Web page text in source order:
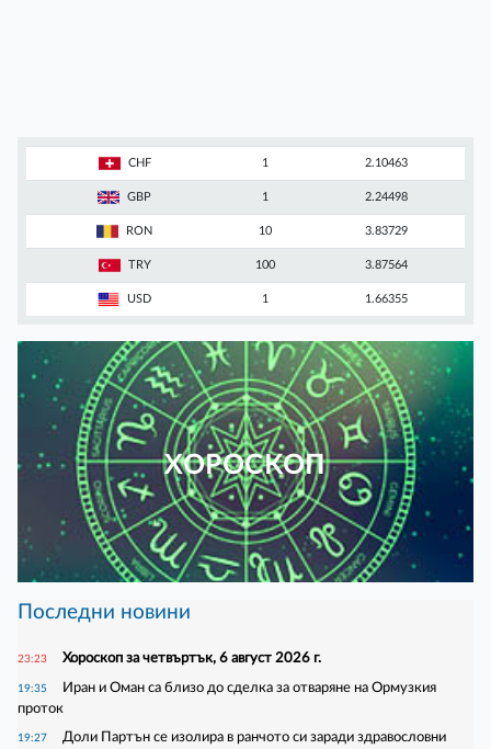
CHF 1 2.10463
GBP 1 2.24498
RON 10 3.83729
TRY 100 3.87564
USD 1 1.66355
ХОРОСКОП
Последни новини
23:23 Хороскоп за четвъртък, 6 август 2026 г.
19:35
Иран и Оман са близо до сделка за отваряне на Ормузкия
проток
19:27
Доли Партън се изолира в ранчото си заради здравословни